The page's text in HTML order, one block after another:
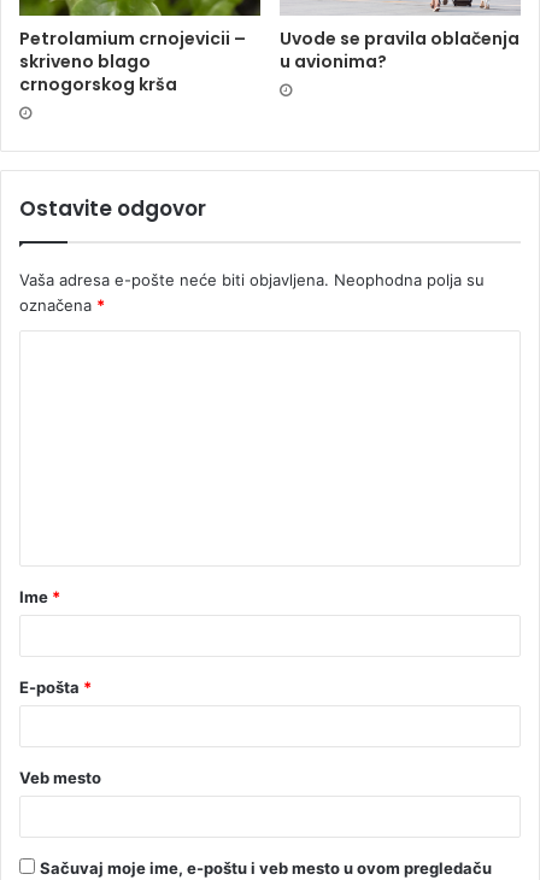
Petrolamium crnojevicii –
skriveno blago
crnogorskog krša
Uvode se pravila oblačenja
u avionima?
Ostavite odgovor
Vaša adresa e-pošte neće biti objavljena. Neophodna polja su
označena *
Ime *
E-pošta *
Veb mesto
Sačuvaj moje ime, e-poštu i veb mesto u ovom pregledaču